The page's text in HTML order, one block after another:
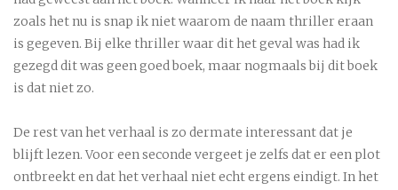
zoals het nu is snap ik niet waarom de naam thriller eraan
is gegeven. Bij elke thriller waar dit het geval was had ik
gezegd dit was geen goed boek, maar nogmaals bij dit boek
is dat niet zo.
De rest van het verhaal is zo dermate interessant dat je
blijft lezen. Voor een seconde vergeet je zelfs dat er een plot
ontbreekt en dat het verhaal niet echt ergens eindigt. In het